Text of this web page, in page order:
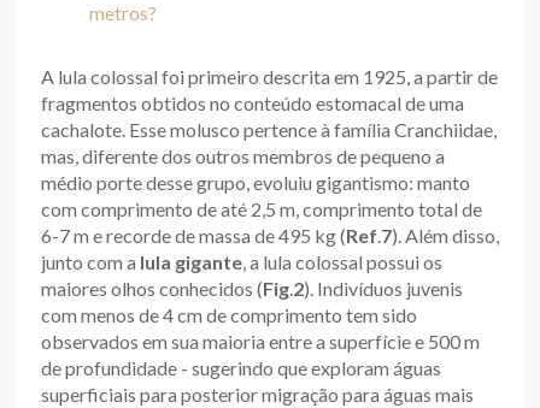
metros?
A lula colossal foi primeiro descrita em 1925, a partir de
fragmentos obtidos no conteúdo estomacal de uma
cachalote. Esse molusco pertence à família Cranchiidae,
mas, diferente dos outros membros de pequeno a
médio porte desse grupo, evoluiu gigantismo: manto
com comprimento de até 2,5 m, comprimento total de
6-7 m e recorde de massa de 495 kg (Ref.7). Além disso,
junto com a lula gigante, a lula colossal possui os
maiores olhos conhecidos (Fig.2). Indivíduos juvenis
com menos de 4 cm de comprimento tem sido
observados em sua maioria entre a superfície e 500 m
de profundidade - sugerindo que exploram águas
superficiais para posterior migração para águas mais